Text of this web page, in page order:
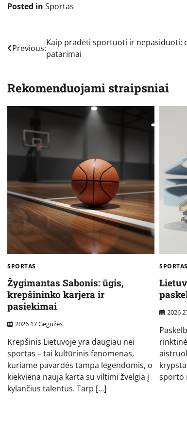
Posted in Sportas
Navigacija
įrašų
Previous:
Kaip pradėti sportuoti ir nepasiduoti:
patarimai
Rekomenduojami straipsniai
SPORTAS
Žygimantas Sabonis: ūgis,
krepšininko karjera ir
pasiekimai
2026 17 Gegužės
Krepšinis Lietuvoje yra daugiau nei
sportas – tai kultūrinis fenomenas,
kuriame pavardės tampa legendomis, o
kiekviena nauja karta su viltimi žvelgia į
kylančius talentus. Tarp […]
SPORTAS
2026
sporto